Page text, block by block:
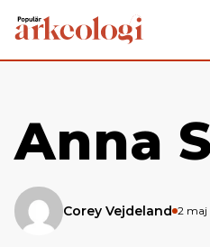
Anna
Corey Vejdeland 2 maj